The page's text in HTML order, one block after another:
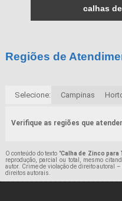
calhas
Regiões de
Selecione: Campinas
Verifique as regiões que
O conteúdo do texto "Calha de Zinco para
reprodução, parcial ou total, mesmo
autor. Crime de violação de direito autoral
direitos autorais